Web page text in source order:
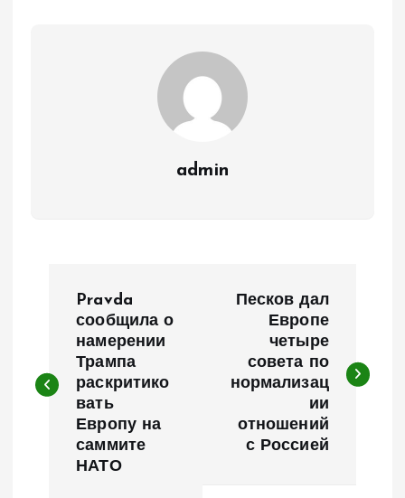
admin
в
Pravda
сообщила о
намерении
Трампа
раскритико
вать
Европу на
саммите
НАТО
Песков дал
Европе
четыре
совета по
нормализац
ии
отношений
с Россией